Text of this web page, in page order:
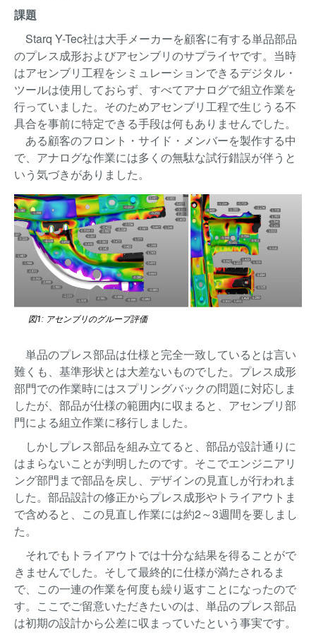
課題
Starq Y-Tec社は大手メーカーを顧客に有する単品部品
のプレス成形およびアセンブリのサプライヤです。当時
はアセンブリ工程をシミュレーションできるデジタル・
ツールは使用しておらず、すべてアナログで組立作業を
行っていました。そのためアセンブリ工程で生じうる不
具合を事前に特定できる手段は何もありませんでした。
ある顧客のフロント・サイド・メンバーを製作する中
で、アナログな作業には多くの無駄な試行錯誤が伴うと
いう気づきがありました。
図1: アセンブリのグループ評価
単品のプレス部品は仕様と完全一致しているとは言い
難くも、基準形状とは大差ないものでした。プレス成形
部門での作業時にはスプリングバックの問題に対応しま
したが、部品が仕様の範囲内に収まると、アセンブリ部
門による組立作業に移行しました。
しかしプレス部品を組み立てると、部品が設計通りに
はまらないことが判明したのです。そこでエンジニアリ
ング部門まで部品を戻し、デザインの見直しが行われま
した。部品設計の修正からプレス成形やトライアウトま
で含めると、この見直し作業には約2～3週間を要しまし
た。
それでもトライアウトでは十分な結果を得ることがで
きませんでした。そして最終的に仕様が満たされるま
で、この一連の作業を何度も繰り返すことになったので
す。ここでご留意いただきたいのは、単品のプレス部品
は初期の設計から公差に収まっていたという事実です。